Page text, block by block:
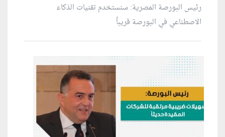
رئيس البورصة المصرية: سنستخدم تقنيات الذكاء
الاصطناعي في البورصة قريباً